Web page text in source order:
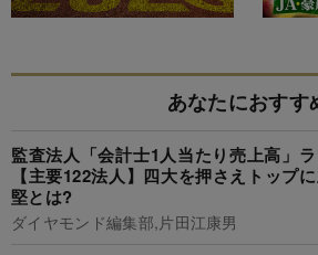
あなたにおすす
監査法人「会計士1人当たり売上高」
【主要122法人】四大を押さえトップ
堅とは?
ダイヤモンド編集部,片田江康男